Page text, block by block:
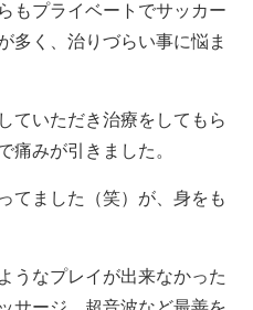
もプライベートでサッカー
多く、治りづらい事に悩ま
ていただき治療をしてもら
痛みが引きました。
てました（笑）が、身をも
うなプレイが出来なかった